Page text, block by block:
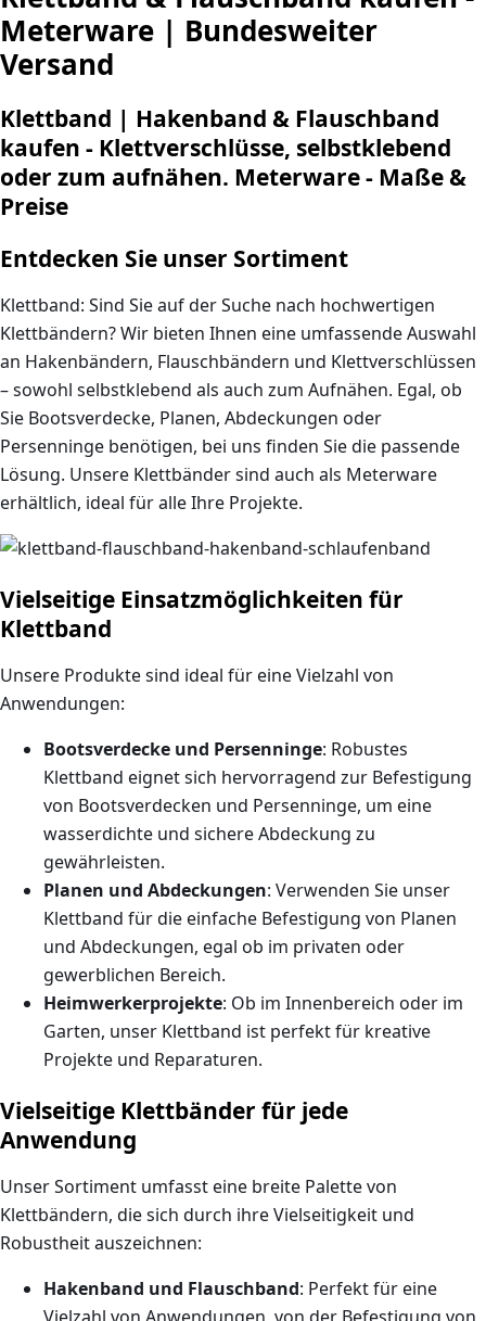
Meterware | Bundesweiter
Versand
Klettband | Hakenband & Flauschband
kaufen - Klettverschlüsse, selbstklebend
oder zum aufnähen. Meterware - Maße &
Preise
Entdecken Sie unser Sortiment
Klettband: Sind Sie auf der Suche nach hochwertigen
Klettbändern? Wir bieten Ihnen eine umfassende Auswahl
an Hakenbändern, Flauschbändern und Klettverschlüssen
– sowohl selbstklebend als auch zum Aufnähen. Egal, ob
Sie Bootsverdecke, Planen, Abdeckungen oder
Persenninge benötigen, bei uns finden Sie die passende
Lösung. Unsere Klettbänder sind auch als Meterware
erhältlich, ideal für alle Ihre Projekte.
Vielseitige Einsatzmöglichkeiten für
Klettband
Unsere Produkte sind ideal für eine Vielzahl von
Anwendungen:
Bootsverdecke und Persenninge: Robustes
Klettband eignet sich hervorragend zur Befestigung
von Bootsverdecken und Persenninge, um eine
wasserdichte und sichere Abdeckung zu
gewährleisten.
Planen und Abdeckungen: Verwenden Sie unser
Klettband für die einfache Befestigung von Planen
und Abdeckungen, egal ob im privaten oder
gewerblichen Bereich.
Heimwerkerprojekte: Ob im Innenbereich oder im
Garten, unser Klettband ist perfekt für kreative
Projekte und Reparaturen.
Vielseitige Klettbänder für jede
Anwendung
Unser Sortiment umfasst eine breite Palette von
Klettbändern, die sich durch ihre Vielseitigkeit und
Robustheit auszeichnen:
Hakenband und Flauschband: Perfekt für eine